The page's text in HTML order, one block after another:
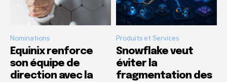
Nominations
Equinix renforce
son équipe de
direction avec la
Produits et Services
Snowflake veut
éviter la
fragmentation des